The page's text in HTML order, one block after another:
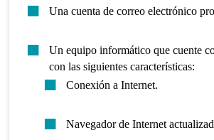
Una cuenta de correo electrónico
Un equipo informático que cuente
con las siguientes características:
Conexión a Internet.
Navegador de Internet